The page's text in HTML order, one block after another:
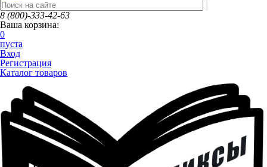
8 (800)-333-42-63
Ваша корзина:
0
пуста
Вход
Регистрация
Каталог товаров